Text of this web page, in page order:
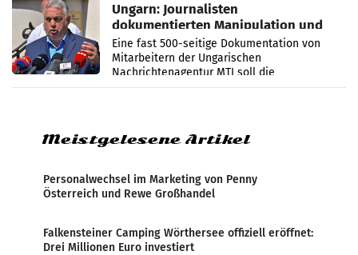
Ungarn: Journalisten
dokumentierten Manipulation und
Zensur
Eine fast 500-seitige Dokumentation von
Mitarbeitern der Ungarischen
Nachrichtenagentur MTI soll die
systematische Nachrichten-Manipulation und
Meistgelesene Artikel
Personalwechsel im Marketing von Penny
Österreich und Rewe Großhandel
Falkensteiner Camping Wörthersee offiziell eröffnet:
Drei Millionen Euro investiert